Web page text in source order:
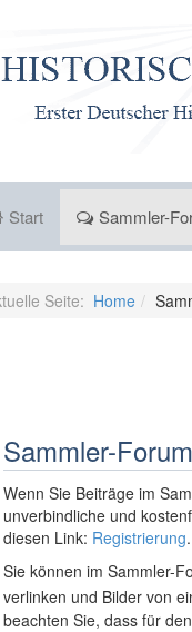
Start Sammler-
Seite: Home
Sammler-Forum
Wenn Sie Beiträge im
unverbindliche und
diesen Link: Registrierung.
Sie können im Sammler-
verlinken und Bilder von
beachten Sie, dass für